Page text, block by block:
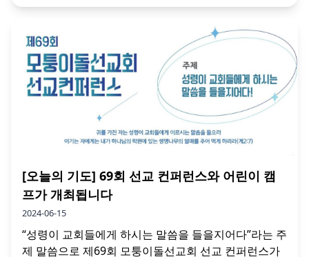
[오늘의 기도] 69회 선교 컨퍼런스와 어린이 캠
프가 개최됩니다
2024-06-15
“성령이 교회들에게 하시는 말씀을 들을지어다”라는 주
제 말씀으로 제69회 모퉁이돌선교회 선교 컨퍼런스가